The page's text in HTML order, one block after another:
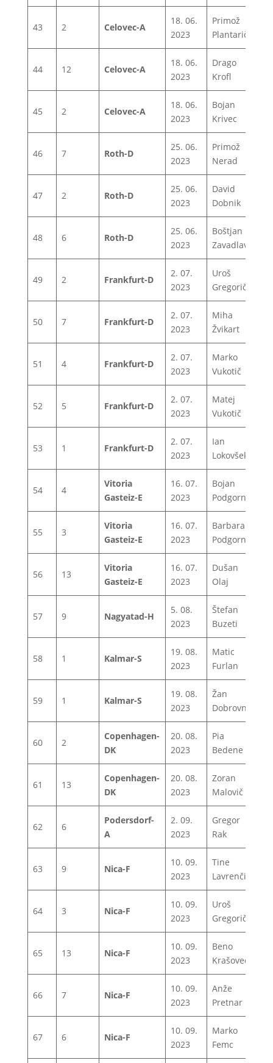
43 2 Celovec-A
18. 06.
2023
Primož
Plantarič
44 12 Celovec-A
18. 06.
2023
Drago
Krofl
45 2 Celovec-A
18. 06.
2023
Bojan
Krivec
46 7 Roth-D
25. 06.
2023
Primož
Nerad
47 2 Roth-D
25. 06.
2023
David
Dobnik
48 6 Roth-D
25. 06.
2023
Boštjan
Zavadlav
49 2 Frankfurt-D
2. 07.
2023
Uroš
Gregorič
50 7 Frankfurt-D
2. 07.
2023
Miha
Žvikart
51 4 Frankfurt-D
2. 07.
2023
Marko
Vukotič
52 5 Frankfurt-D
2. 07.
2023
Matej
Vukotič
53 1 Frankfurt-D
2. 07.
2023
Ian
Lokovšek
54 4
Vitoria
Gasteiz-E
16. 07.
2023
Bojan
Podgornik
55 3
Vitoria
Gasteiz-E
16. 07.
2023
Barbara
Podgornik
56 13
Vitoria
Gasteiz-E
16. 07.
2023
Dušan
Olaj
57 9 Nagyatad-H
5. 08.
2023
Štefan
Buzeti
58 1 Kalmar-S
19. 08.
2023
Matic
Furlan
59 1 Kalmar-S
19. 08.
2023
Žan
Dobrovnik
60 2
Copenhagen-
DK
20. 08.
2023
Pia
Bedene
61 13
Copenhagen-
DK
20. 08.
2023
Zoran
Malovič
62 6
Podersdorf-
A
2. 09.
2023
Gregor
Rak
63 9 Nica-F
10. 09.
2023
Tine
Lavrenčič
64 3 Nica-F
10. 09.
2023
Uroš
Gregorič
65 13 Nica-F
10. 09.
2023
Beno
Krašovec
66 7 Nica-F
10. 09.
2023
Anže
Pretnar
67 6 Nica-F
10. 09.
2023
Marko
Femc